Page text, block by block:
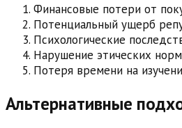
Финансовые потери от
Потенциальный ущерб
Психологические
Нарушение этических
Потеря времени на
Альтернативные